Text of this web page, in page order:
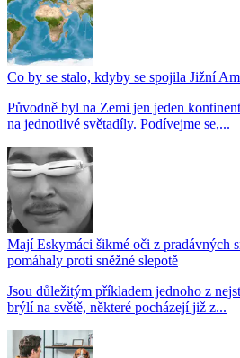
Co by se stalo, kdyby se spojila Jižní
Původně byl na Zemi jen jeden
na jednotlivé světadíly. Podívejme se,...
Mají Eskymáci šikmé oči z pradávných
pomáhaly proti sněžné slepotě
Jsou důležitým příkladem jednoho z
brýlí na světě, některé pocházejí již z...